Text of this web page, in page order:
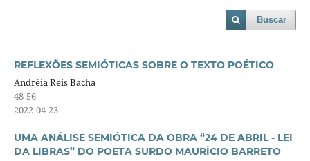
Buscar
REFLEXÕES SEMIÓTICAS SOBRE O TEXTO POÉTICO
Andréia Reis Bacha
48-56
2022-04-23
UMA ANÁLISE SEMIÓTICA DA OBRA “24 DE ABRIL - LEI
DA LIBRAS” DO POETA SURDO MAURÍCIO BARRETO